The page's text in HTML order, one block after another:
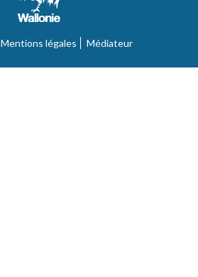
Mentions légales Médiateur